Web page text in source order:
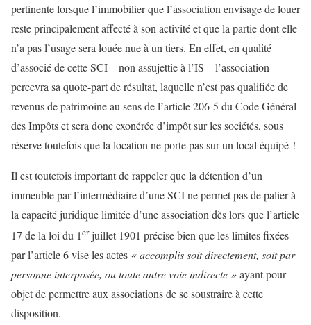
pertinente lorsque l’immobilier que l’association envisage de louer
reste principalement affecté à son activité et que la partie dont elle
n’a pas l’usage sera louée nue à un tiers. En effet, en qualité
d’associé de cette SCI – non assujettie à l’IS – l’association
percevra sa quote-part de résultat, laquelle n’est pas qualifiée de
revenus de patrimoine au sens de l’article 206-5 du Code Général
des Impôts et sera donc exonérée d’impôt sur les sociétés, sous
réserve toutefois que la location ne porte pas sur un local équipé !
Il est toutefois important de rappeler que la détention d’un
immeuble par l’intermédiaire d’une SCI ne permet pas de palier à
la capacité juridique limitée d’une association dès lors que l’article
17 de la loi du 1erjuillet 1901 précise bien que les limites fixées
par l’article 6 vise les actes « accomplis soit directement, soit par
personne interposée, ou toute autre voie indirecte »ayant pour
objet de permettre aux associations de se soustraire à cette
disposition.